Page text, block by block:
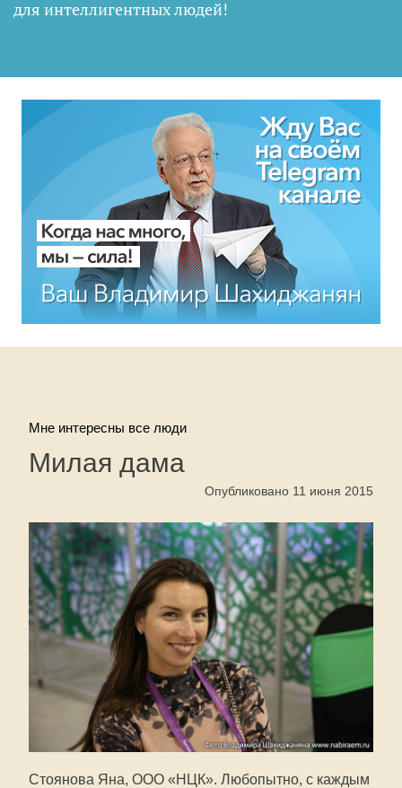
для интеллигентных людей!
Мне интересны все люди
Милая дама
Опубликовано 11 июня 2015
Стоянова Яна, ООО «НЦК». Любопытно, с каждым